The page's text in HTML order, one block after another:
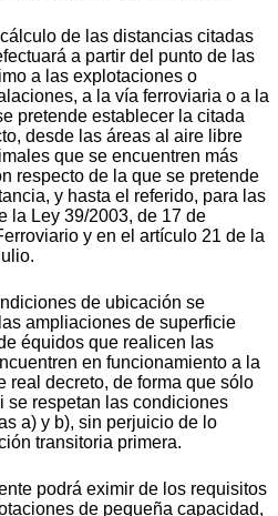
de las distancias citadas
a partir del punto de las
a las explotaciones o
a la vía ferroviaria o a la
pretende establecer la citada
desde las áreas al aire libre
que se encuentren más
respecto de la que se pretende
y hasta el referido, para las
la Ley 39/2003, de 17 de
y en el artículo 21 de la
de ubicación se
ampliaciones de superficie
équidos que realicen las
en funcionamiento a la
real decreto, de forma que sólo
se respetan las condiciones
a) y b), sin perjuicio de lo
transitoria primera.
podrá eximir de los requisitos
de pequeña capacidad,